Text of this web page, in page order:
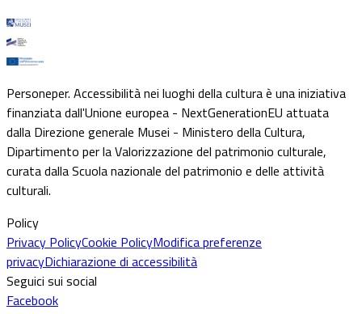
Personeper. Accessibilità nei luoghi della cultura è una iniziativa
finanziata dall'Unione europea - NextGenerationEU attuata
dalla Direzione generale Musei - Ministero della Cultura,
Dipartimento per la Valorizzazione del patrimonio culturale,
curata dalla Scuola nazionale del patrimonio e delle attività
culturali.
Policy
Privacy PolicyCookie PolicyModifica preferenze
privacyDichiarazione di accessibilità
Seguici sui social
Facebook